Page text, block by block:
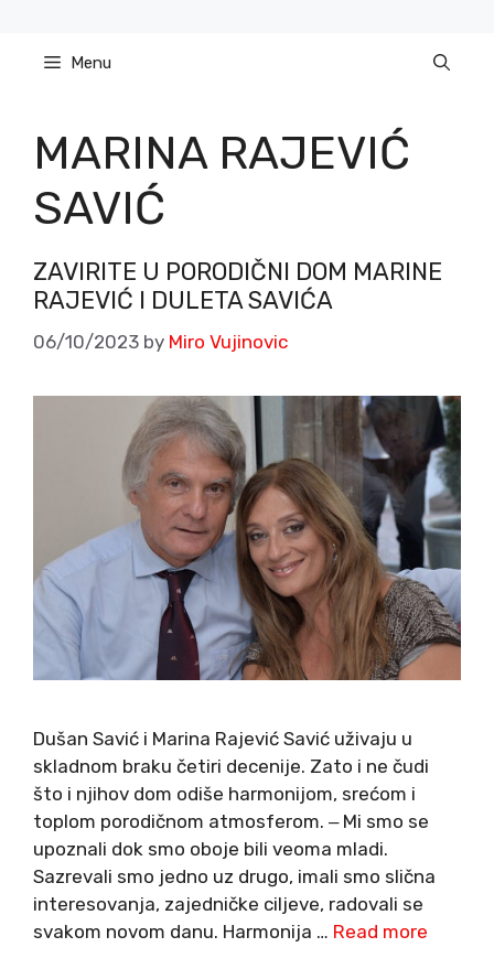
content Menu
MARINA RAJEVIĆ
SAVIĆ
ZAVIRITE U PORODIČNI DOM MARINE
RAJEVIĆ I DULETA SAVIĆA
06/10/2023 by Miro Vujinovic
Dušan Savić i Marina Rajević Savić uživaju u
skladnom braku četiri decenije. Zato i ne čudi
što i njihov dom odiše harmonijom, srećom i
toplom porodičnom atmosferom. ‒ Mi smo se
upoznali dok smo oboje bili veoma mladi.
Sazrevali smo jedno uz drugo, imali smo slična
interesovanja, zajedničke ciljeve, radovali se
svakom novom danu. Harmonija … Read more